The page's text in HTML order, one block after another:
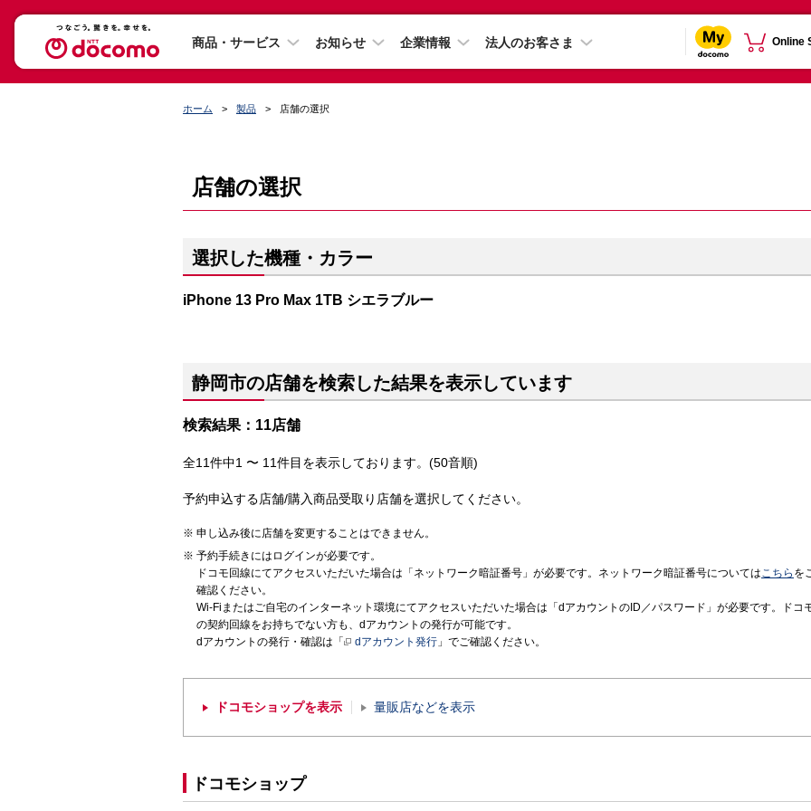
商品・サービス お知らせ 企業情報 法人のお客さま Online
ホーム 製品 店舗の選択
店舗の選択
選択した機種・カラー
iPhone 13 Pro Max 1TB シエラブルー
静岡市の店舗を検索した結果を表示しています
検索結果：11店舗
全11件中1 〜 11件目を表示しております。(50音順)
予約申込する店舗/購入商品受取り店舗を選択してください。
申し込み後に店舗を変更することはできません。
予約手続きにはログインが必要です。
ドコモ回線にてアクセスいただいた場合は「ネットワーク暗証番号」が必要です。ネットワーク暗証番号についてはこちら を
確認ください。
Wi-Fiまたはご自宅のインターネット環境にてアクセスいただいた場合は「dアカウントのID／パスワード」が必要です。ドコ
の契約回線をお持ちでない方も、dアカウントの発行が可能です。
dアカウントの発行・確認は「
dアカウント発行 」でご確認ください。
ドコモショップを表示 量販店などを表示
ドコモショップ